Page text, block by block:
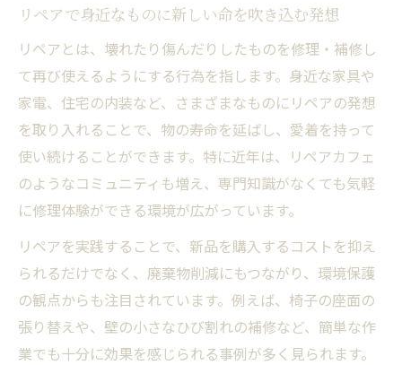
リペアのアイデアが広がる実用例特集
リペアの具体的な事例で分かる再生のコツ
家具や家電をリペアで蘇らせる実践アイデ
ア
リペアカフェとは何かを体験から解説
DIYが叶えるリペアで再生する日常
DIYリペアで家具や建具を手軽に再生する方
法
身近な素材を活かしたリペアDIYの始め方
リペアで身近なものに新しい命を吹き込む発想
リペアとは、壊れたり傷んだりしたものを修理・補修し
て再び使えるようにする行為を指します。身近な家具や
家電、住宅の内装など、さまざまなものにリペアの発想
を取り入れることで、物の寿命を延ばし、愛着を持って
使い続けることができます。特に近年は、リペアカフェ
のようなコミュニティも増え、専門知識がなくても気軽
に修理体験ができる環境が広がっています。
リペアを実践することで、新品を購入するコストを抑え
られるだけでなく、廃棄物削減にもつながり、環境保護
の観点からも注目されています。例えば、椅子の座面の
張り替えや、壁の小さなひび割れの補修など、簡単な作
業でも十分に効果を感じられる事例が多く見られます。